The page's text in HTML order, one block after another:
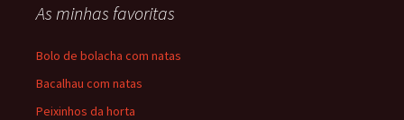
As minhas favoritas
Bolo de bolacha com natas
Bacalhau com natas
Peixinhos da horta